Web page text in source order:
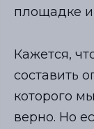
площадке
Кажется,
составить
которого
верно. Но